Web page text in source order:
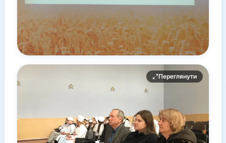
Переглянути